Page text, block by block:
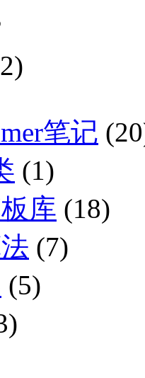
笔记
(1)
库 (18)
(7)
(5)